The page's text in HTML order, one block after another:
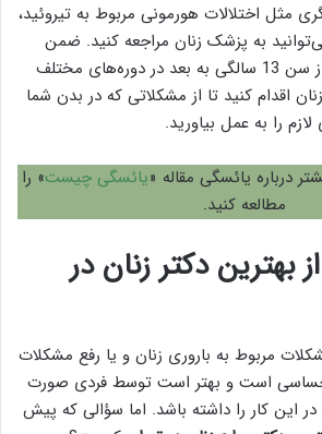
مثل اختلالات هورمونی مربوط به تیروئید،
به پزشک زنان مراجعه کنید. ضمن
این‌که توصیه می‌شود از سن 13 سالگی به بعد در دوره‌های مختلف
اقدام کنید تا از مشکلاتی که در بدن شما
را به عمل بیاورید.
درباره یائسگی مقاله «یائسگی چیست» را
مطالعه کنید.
10 تا از بهترین دکتر زنان در
مربوط به باروری زنان و یا رفع مشکلات
حساسی است و بهتر است توسط فردی صورت
این کار را داشته باشد. اما سؤالی که پیش